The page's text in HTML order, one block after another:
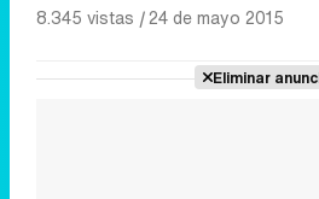
8.345 vistas |24 de mayo 2015
Eliminar